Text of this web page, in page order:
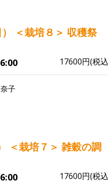
＜栽培８＞ 収穫祭
17600円(税
子
＜栽培７＞ 雑穀の調
17600円(税